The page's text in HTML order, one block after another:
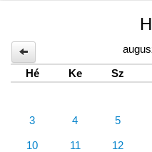
Hé
Ke Sz
3 4 5
10 11 12